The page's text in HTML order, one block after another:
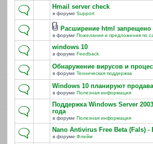
Hmail server check
в форуме Support
Расширение html запрещено
в форуме Пожелания и предложения по
windows 10
в форуме Feedback
Обнаружение вирусов и
в форуме Техническая поддержка
Windows 10 планируют
в форуме Полезная информация
Поддержка Windows Server
года
в форуме Полезная информация
Nano Antivirus Free Beta (Fals) -
в форуме Флейм